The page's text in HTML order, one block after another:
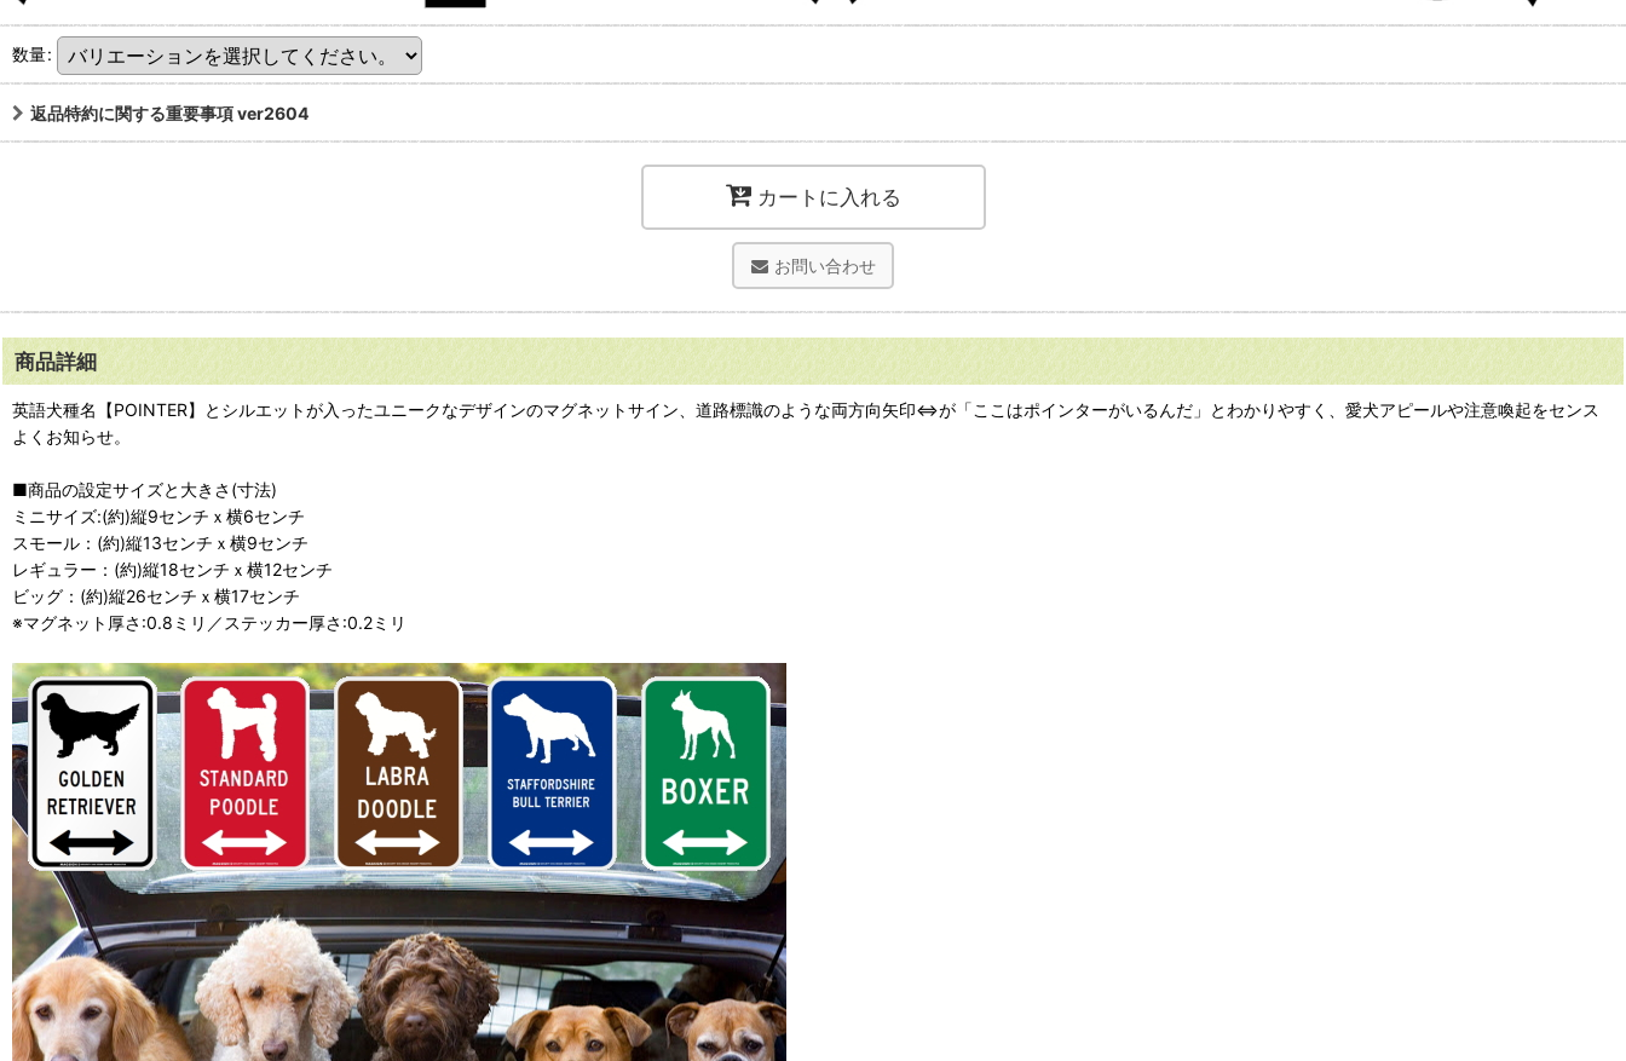
数量:
返品特約に関する重要事項 ver2604
カートに入れる
お問い合わせ
商品詳細
英語犬種名【POINTER】とシルエットが入ったユニークなデザインのマグネットサイン、道路標識のような両方向矢印⇔が「ここはポインターがいるんだ」とわかりやすく、愛犬アピールや注意喚起をセンス
よくお知らせ。
■商品の設定サイズと大きさ(寸法)
ミニサイズ:(約)縦9センチｘ横6センチ
スモール：(約)縦13センチｘ横9センチ
レギュラー：(約)縦18センチｘ横12センチ
ビッグ：(約)縦26センチｘ横17センチ
※マグネット厚さ:0.8ミリ／ステッカー厚さ:0.2ミリ